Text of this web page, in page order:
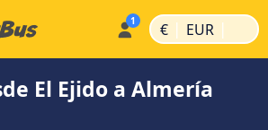
€ | EUR |
El Ejido a Almería